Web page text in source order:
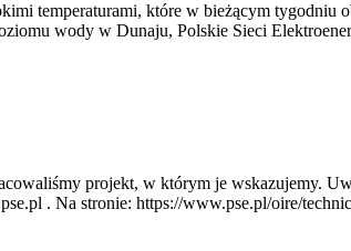
temperaturami, które w bieżącym tygodniu
wody w Dunaju, Polskie Sieci
projekt, w którym je wskazujemy.
. Na stronie: https://www.pse.pl/oire/